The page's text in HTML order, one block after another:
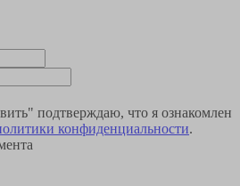
подтверждаю, что я ознакомлен
конфиденциальности.